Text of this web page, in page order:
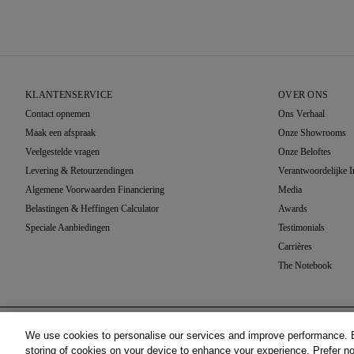
KLANTENSERVICE
Contact opnemen
Maak een afspraak
Veelgestelde vragen
Levering & Retourzendingen
Algemene Voorwaarden Financiering
Belastingen & Heffingen Calculator
Speciale Aanbiedingen
OVER ONS
Ons Verhaal
Onze Showrooms
Onze Beloftes
Verantwoordelijke
Media
Awards
Testimonials
Carrières
The Notebook
©2026 77 Diamonds GmbH - Schumannstraße 27. 60325
Barcelona, Witgoud (18k)
We use cookies to personalise our services and improve
storing of cookies on your device to enhance your experience. Prefer